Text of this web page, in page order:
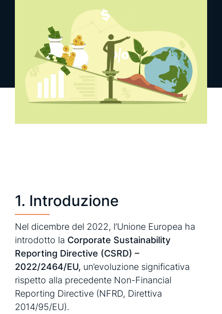
richiedi una demo
richiedi info
1. Introduzione
Nel dicembre del 2022, l’Unione Europea ha
introdotto la Corporate Sustainability
Reporting Directive (CSRD) –
2022/2464/EU, un’evoluzione significativa
rispetto alla precedente Non-Financial
Reporting Directive (NFRD, Direttiva
2014/95/EU).